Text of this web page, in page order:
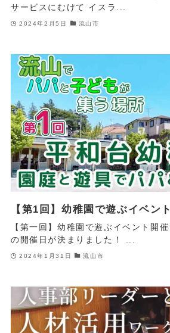
サービスにむけて イスラ...
2024年2月5日 流山市
【第1回】幼稚園で遊ぶイベン
【第一回】幼稚園で遊ぶイベント開
の開催日が決まりました！ ...
2024年1月31日 流山市